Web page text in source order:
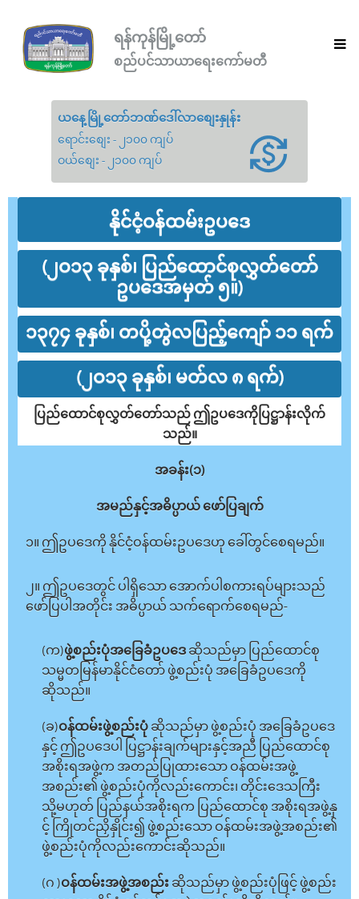
ရန်ကုန်မြို့တော်
စည်ပင်သာယာရေးကော်မတီ
ယနေ့မြို့တော်ဘဏ်ဒေါ်လာစျေးနှုန်း
ရောင်းစျေး - ၂၁၀၀ ကျပ်
ဝယ်စျေး - ၂၁၀၀ ကျပ်
နိုင်ငံ့ဝန်ထမ်းဥပဒေ
(၂ဝ၁၃ ခုနှစ်၊ ပြည်ထောင်စုလွှတ်တော်
ဥပဒေအမှတ် ၅။)
၁၃၇၄ ခုနှစ်၊ တပို့တွဲလပြည့်ကျော် ၁၁ ရက်
(၂ဝ၁၃ ခုနှစ်၊ မတ်လ ၈ ရက်)
ပြည်ထောင်စုလွှတ်တော်သည် ဤဥပဒေကိုပြဋ္ဌာန်းလိုက်
သည်။
အခန်း(၁)
အမည်နှင့်အဓိပ္ပာယ် ဖော်ပြချက်
၁။ ဤဥပဒေကို နိုင်ငံ့ဝန်ထမ်းဥပဒေဟု ခေါ်တွင်စေရမည်။
၂။ ဤဥပဒေတွင် ပါရှိသော အောက်ပါစကားရပ်များသည်
ဖော်ပြပါအတိုင်း အဓိပ္ပာယ် သက်ရောက်စေရမည်-
(က)ဖွဲ့စည်းပုံအခြေခံဥပဒေဆိုသည်မှာ ပြည်ထောင်စု
သမ္မတမြန်မာနိုင်ငံတော် ဖွဲ့စည်းပုံ အခြေခံဥပဒေကို
ဆိုသည်။
(ခ)ဝန်ထမ်းဖွဲ့စည်းပုံ ဆိုသည်မှာ ဖွဲ့စည်းပုံ အခြေခံဥပဒေ
နှင့် ဤဥပဒေပါ ပြဋ္ဌာန်းချက်များနှင့်အညီ ပြည်ထောင်စု
အစိုးရအဖွဲ့က အတည်ပြုထားသော ဝန်ထမ်းအဖွဲ့
အစည်း၏ ဖွဲ့စည်းပုံကိုလည်းကောင်း၊ တိုင်းဒေသကြီး
သို့မဟုတ် ပြည်နယ်အစိုးရက ပြည်ထောင်စု အစိုးရအဖွဲ့နှ
င့် ကြိုတင်ညှိနှိုင်း၍ ဖွဲ့စည်းသော ဝန်ထမ်းအဖွဲ့အစည်း၏
ဖွဲ့စည်းပုံကိုလည်းကောင်းဆိုသည်။
(ဂ )ဝန်ထမ်းအဖွဲ့အစည်း ဆိုသည်မှာ ဖွဲ့စည်းပုံဖြင့် ဖွဲ့စည်း